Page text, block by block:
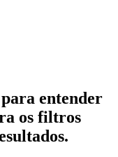
entender
os filtros